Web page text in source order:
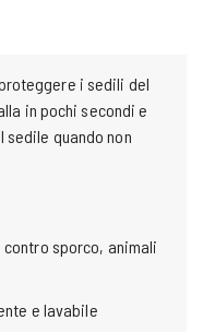
i sedili del
in pochi secondi e
quando non
sporco, animali
e lavabile